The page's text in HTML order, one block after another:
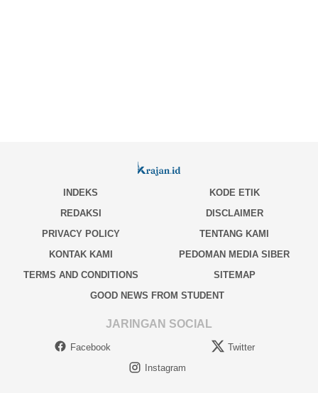
INDEKS
KODE ETIK
REDAKSI
DISCLAIMER
PRIVACY POLICY
TENTANG KAMI
KONTAK KAMI
PEDOMAN MEDIA SIBER
TERMS AND CONDITIONS
SITEMAP
GOOD NEWS FROM STUDENT
JARINGAN SOCIAL
Facebook
Twitter
Instagram